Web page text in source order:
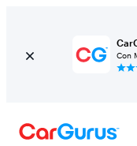
Con